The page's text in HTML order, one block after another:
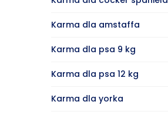
Karma dla amstaffa
Karma dla psa 9 kg
Karma dla psa 12 kg
Karma dla yorka